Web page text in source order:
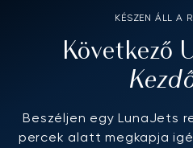
KÉSZEN ÁLL A
Következő
Beszéljen egy LunaJets
percek alatt megkapja